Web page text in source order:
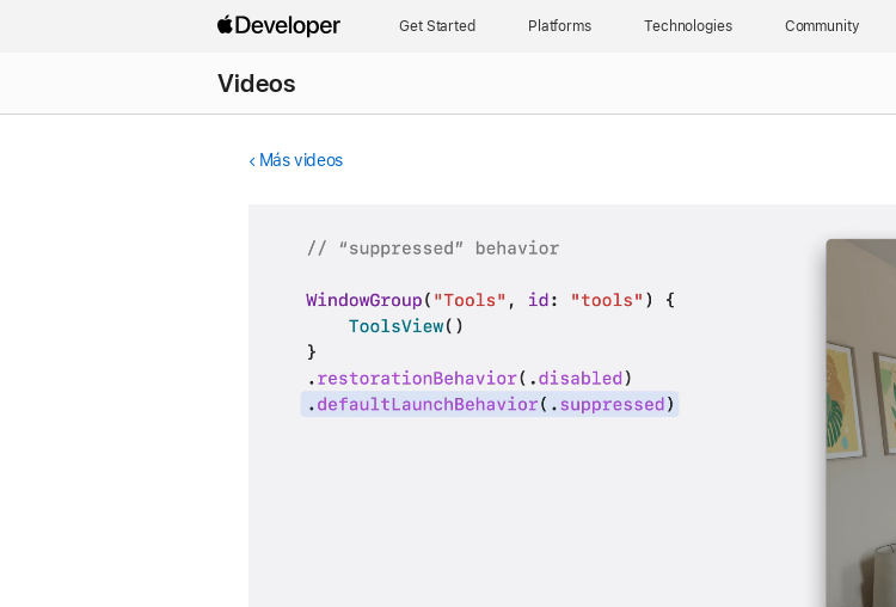
Get Started Platforms Technologies Community
Videos
Más videos